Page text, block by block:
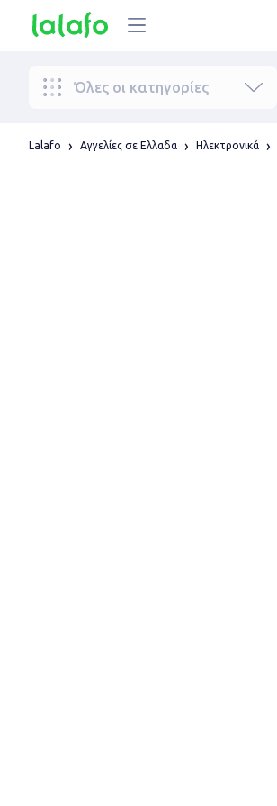
Όλες οι κατηγορίες
Lalafo Αγγελίες σε Ελλαδα Ηλεκτρονικά